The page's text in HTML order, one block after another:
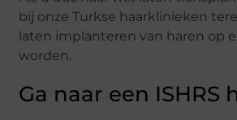
bij onze Turkse haarklinieken
laten implanteren van haren op
worden.
Ga naar een ISHRS